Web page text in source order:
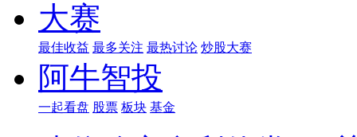
大赛
最佳收益 最多关注 最热讨论 炒股大赛
阿牛智投
一起看盘 股票 板块 基金